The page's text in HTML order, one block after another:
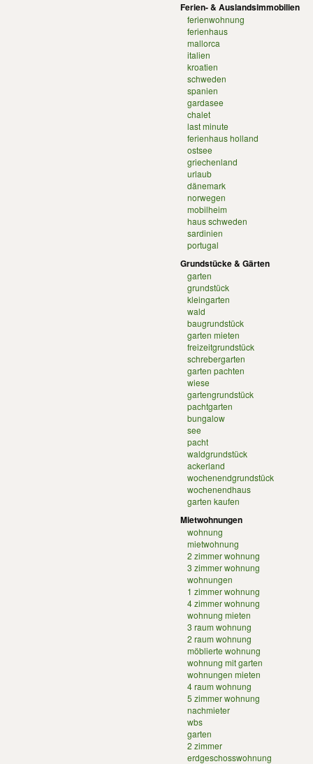
Ferien- & Auslandsimmobilien
ferienwohnung
ferienhaus
mallorca
italien
kroatien
schweden
spanien
gardasee
chalet
last minute
ferienhaus holland
ostsee
griechenland
urlaub
dänemark
norwegen
mobilheim
haus schweden
sardinien
portugal
Grundstücke & Gärten
garten
grundstück
kleingarten
wald
baugrundstück
garten mieten
freizeitgrundstück
schrebergarten
garten pachten
wiese
gartengrundstück
pachtgarten
bungalow
see
pacht
waldgrundstück
ackerland
wochenendgrundstück
wochenendhaus
garten kaufen
Mietwohnungen
wohnung
mietwohnung
2 zimmer wohnung
3 zimmer wohnung
wohnungen
1 zimmer wohnung
4 zimmer wohnung
wohnung mieten
3 raum wohnung
2 raum wohnung
möblierte wohnung
wohnung mit garten
wohnungen mieten
4 raum wohnung
5 zimmer wohnung
nachmieter
wbs
garten
2 zimmer
erdgeschosswohnung